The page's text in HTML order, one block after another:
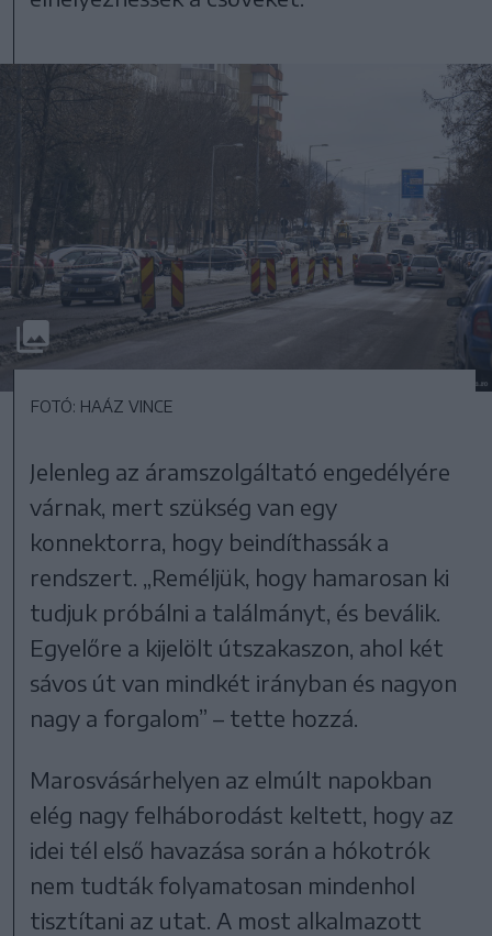
FOTÓ: HAÁZ VINCE
Jelenleg az áramszolgáltató engedélyére
várnak, mert szükség van egy
konnektorra, hogy beindíthassák a
rendszert. „Reméljük, hogy hamarosan ki
tudjuk próbálni a találmányt, és beválik.
Egyelőre a kijelölt útszakaszon, ahol két
sávos út van mindkét irányban és nagyon
nagy a forgalom” – tette hozzá.
Marosvásárhelyen az elmúlt napokban
elég nagy felháborodást keltett, hogy az
idei tél első havazása során a hókotrók
nem tudták folyamatosan mindenhol
tisztítani az utat. A most alkalmazott